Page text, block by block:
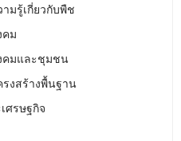
มรู้เกี่ยวกับพืช
ม
คมและชุมชน
งสร้างพื้นฐาน
ศรษฐกิจ